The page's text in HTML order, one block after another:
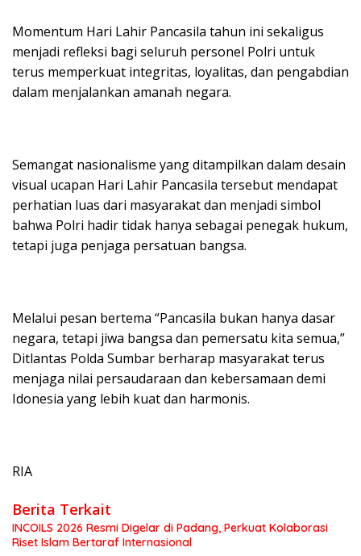
Momentum Hari Lahir Pancasila tahun ini sekaligus
menjadi refleksi bagi seluruh personel Polri untuk
terus memperkuat integritas, loyalitas, dan pengabdian
dalam menjalankan amanah negara.
Semangat nasionalisme yang ditampilkan dalam desain
visual ucapan Hari Lahir Pancasila tersebut mendapat
perhatian luas dari masyarakat dan menjadi simbol
bahwa Polri hadir tidak hanya sebagai penegak hukum,
tetapi juga penjaga persatuan bangsa.
Melalui pesan bertema “Pancasila bukan hanya dasar
negara, tetapi jiwa bangsa dan pemersatu kita semua,”
Ditlantas Polda Sumbar berharap masyarakat terus
menjaga nilai persaudaraan dan kebersamaan demi
Idonesia yang lebih kuat dan harmonis.
RIA
Berita Terkait
INCOILS 2026 Resmi Digelar di Padang, Perkuat Kolaborasi
Riset Islam Bertaraf Internasional